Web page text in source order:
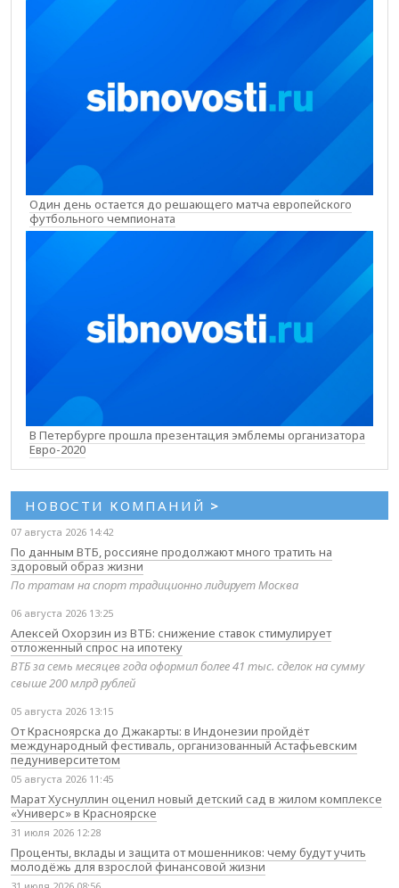
Один день остается до решающего матча европейского
футбольного чемпионата
В Петербурге прошла презентация эмблемы организатора
Евро-2020
НОВОСТИ КОМПАНИЙ >
07 августа 2026 14:42
По данным ВТБ, россияне продолжают много тратить на
здоровый образ жизни
По тратам на спорт традиционно лидирует Москва
06 августа 2026 13:25
Алексей Охорзин из ВТБ: снижение ставок стимулирует
отложенный спрос на ипотеку
ВТБ за семь месяцев года оформил более 41 тыс. сделок на сумму
свыше 200 млрд рублей
05 августа 2026 13:15
От Красноярска до Джакарты: в Индонезии пройдёт
международный фестиваль, организованный Астафьевским
педуниверситетом
05 августа 2026 11:45
Марат Хуснуллин оценил новый детский сад в жилом комплексе
«Универс» в Красноярске
31 июля 2026 12:28
Проценты, вклады и защита от мошенников: чему будут учить
молодёжь для взрослой финансовой жизни